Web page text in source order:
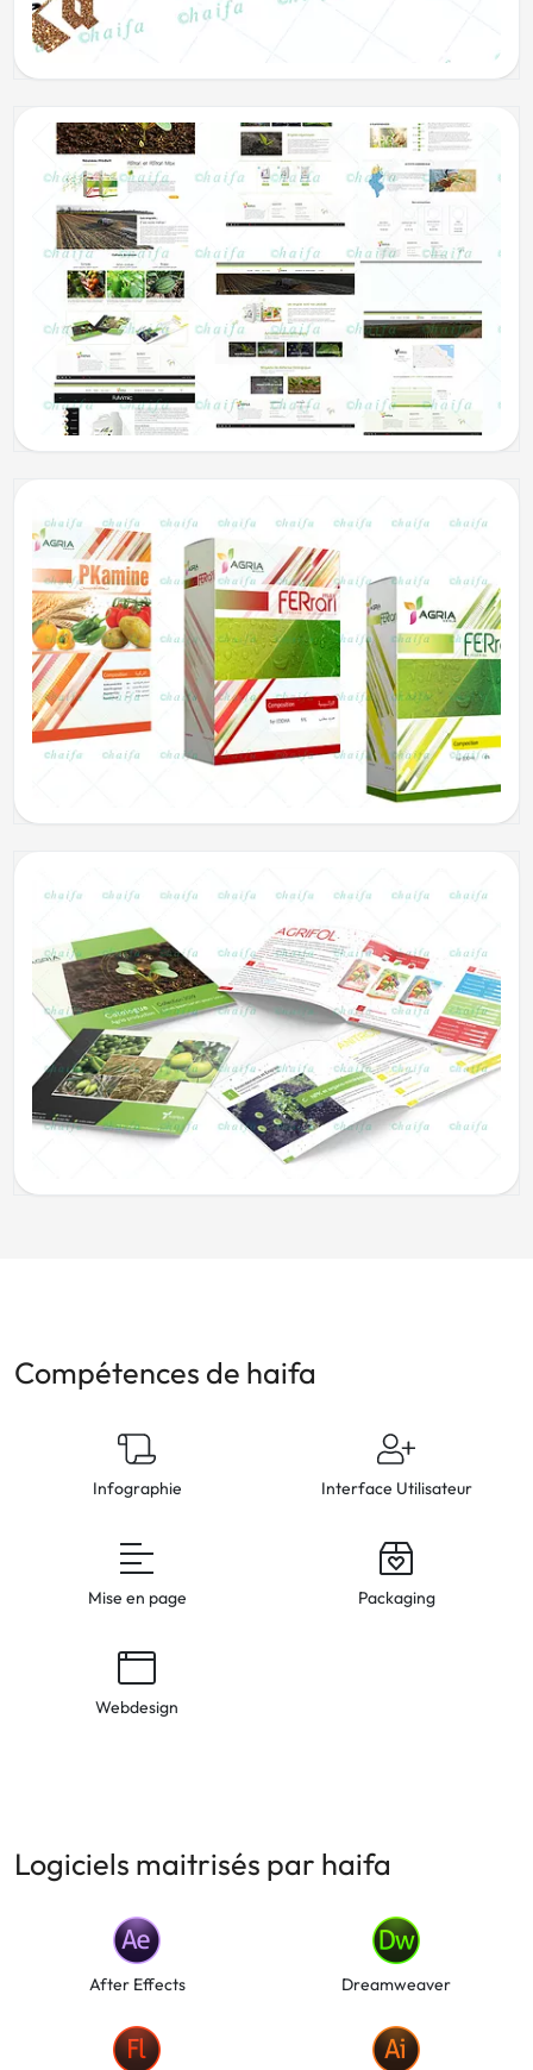
Compétences de haifa
Infographie Interface Utilisateur
Mise en page Packaging
Webdesign
Logiciels maitrisés par haifa
After Effects Dreamweaver